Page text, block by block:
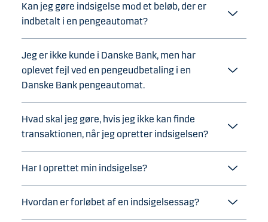
Kan jeg gøre indsigelse mod et beløb, der er
indbetalt i en pengeautomat?
Jeg er ikke kunde i Danske Bank, men har
oplevet fejl ved en pengeudbetaling i en
Danske Bank pengeautomat.
Hvad skal jeg gøre, hvis jeg ikke kan finde
transaktionen, når jeg opretter indsigelsen?
Har I oprettet min indsigelse?
Hvordan er forløbet af en indsigelsessag?